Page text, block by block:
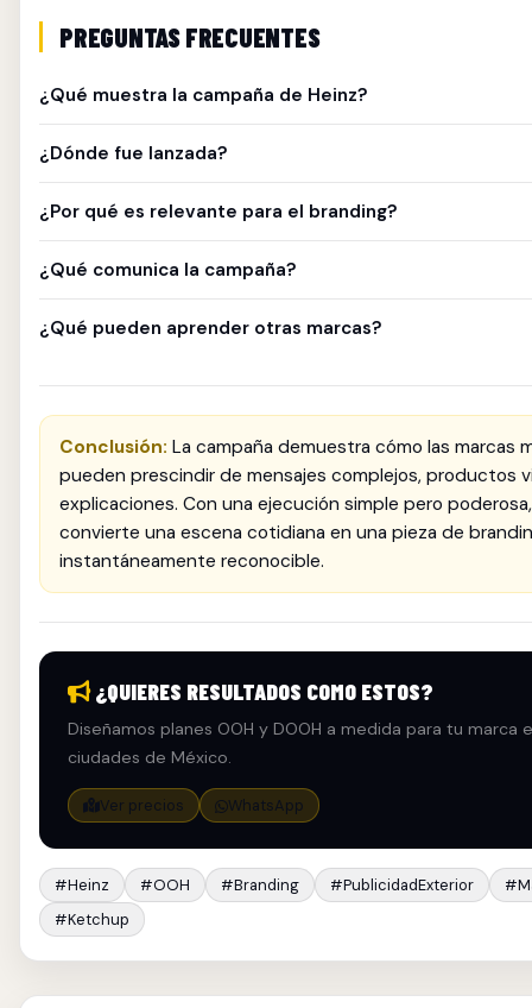
PREGUNTAS FRECUENTES
¿Qué muestra la campaña de Heinz?
La creatividad presenta una papa frita interactuando con
una ejecución visual minimalista.
¿Dónde fue lanzada?
La campaña se activó en China como parte de una
global de Heinz.
¿Por qué es relevante para el branding?
Porque demuestra que Heinz posee activos visuales tan
identificar la marca sin necesidad de explicaciones
¿Qué comunica la campaña?
La conexión natural entre las papas fritas y el ketchup
combinación inseparable.
¿Qué pueden aprender otras marcas?
Conclusión: La campaña demuestra cómo las marcas
pueden prescindir de mensajes complejos, productos
explicaciones. Con una ejecución simple pero
convierte una escena cotidiana en una pieza de
instantáneamente reconocible.
¿QUIERES RESULTADOS COMO ESTOS?
Diseñamos planes OOH y DOOH a medida para tu marca
ciudades de México.
Ver precios WhatsApp
#Heinz #OOH #Branding #PublicidadExterior
#Ketchup